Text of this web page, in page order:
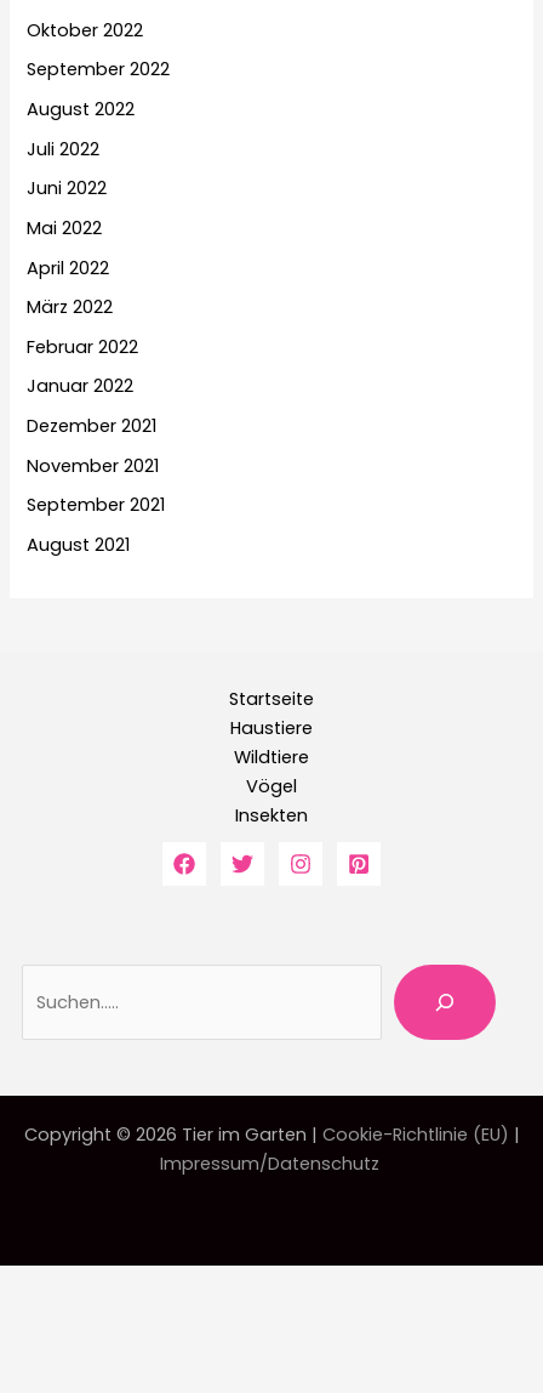
Oktober 2022
September 2022
August 2022
Juli 2022
Juni 2022
Mai 2022
April 2022
März 2022
Februar 2022
Januar 2022
Dezember 2021
November 2021
September 2021
August 2021
Startseite
Haustiere
Wildtiere
Vögel
Insekten
Copyright © 2026 Tier im Garten | Cookie-Richtlinie (EU) |
Impressum/Datenschutz